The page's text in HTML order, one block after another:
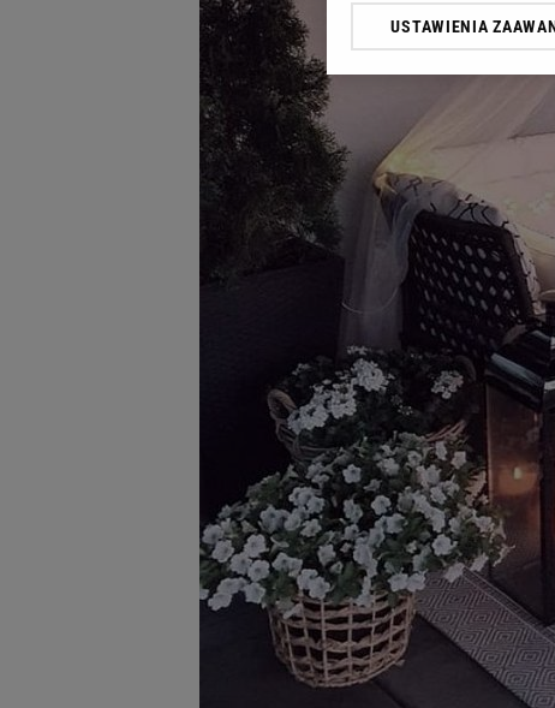
Klikając „Akceptuję”
dotyczące plików cookie,
odnośnik „Ustawienia
plików cookie możliwa
My, nasi Zaufani
Użycie dokładnych
Przechowywanie
badnie odbiorców i
USTAWIENIA